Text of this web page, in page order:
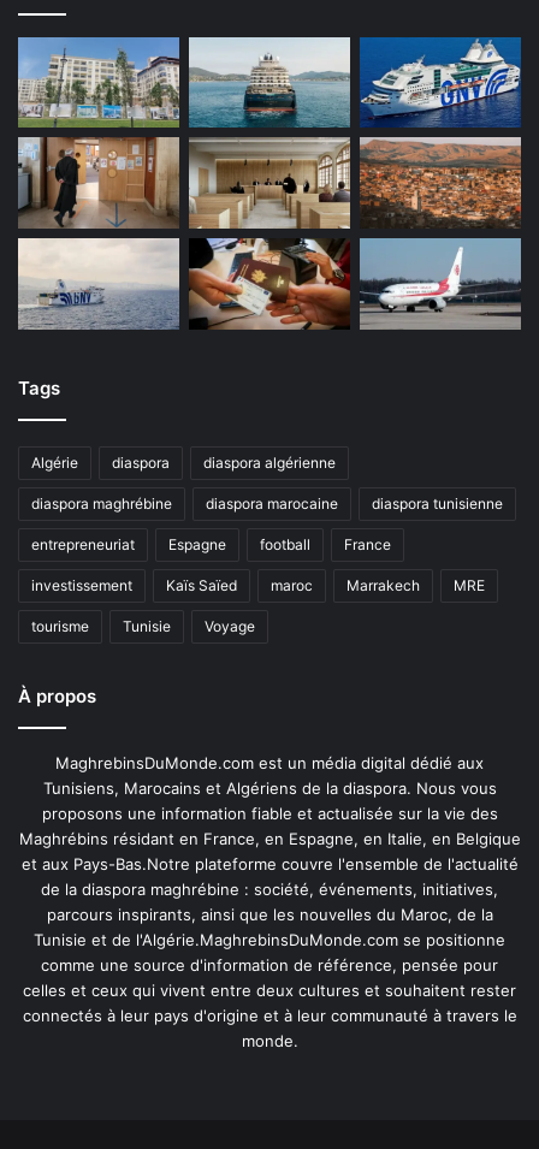
Tags
Algérie diaspora diaspora algérienne
diaspora maghrébine diaspora marocaine diaspora tunisienne
entrepreneuriat Espagne football France
investissement Kaïs Saïed maroc Marrakech MRE
tourisme Tunisie Voyage
À propos
MaghrebinsDuMonde.com est un média digital dédié aux
Tunisiens, Marocains et Algériens de la diaspora. Nous vous
proposons une information fiable et actualisée sur la vie des
Maghrébins résidant en France, en Espagne, en Italie, en Belgique
et aux Pays-Bas.Notre plateforme couvre l'ensemble de l'actualité
de la diaspora maghrébine : société, événements, initiatives,
parcours inspirants, ainsi que les nouvelles du Maroc, de la
Tunisie et de l'Algérie.MaghrebinsDuMonde.com se positionne
comme une source d'information de référence, pensée pour
celles et ceux qui vivent entre deux cultures et souhaitent rester
connectés à leur pays d'origine et à leur communauté à travers le
monde.